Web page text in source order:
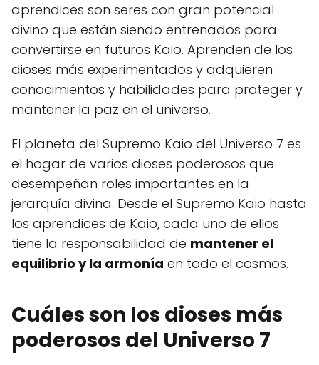
aprendices son seres con gran potencial
divino que están siendo entrenados para
convertirse en futuros Kaio. Aprenden de los
dioses más experimentados y adquieren
conocimientos y habilidades para proteger y
mantener la paz en el universo.
El planeta del Supremo Kaio del Universo 7 es
el hogar de varios dioses poderosos que
desempeñan roles importantes en la
jerarquía divina. Desde el Supremo Kaio hasta
los aprendices de Kaio, cada uno de ellos
tiene la responsabilidad de mantener el
equilibrio y la armonía en todo el cosmos.
Cuáles son los dioses más
poderosos del Universo 7